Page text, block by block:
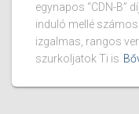
egynapos “CDN-B”
induló mellé számos
izgalmas, rangos
szurkoljatok Ti is